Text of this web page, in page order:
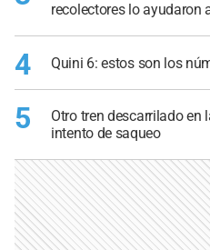
recolectores lo ayudaron
4 Quini 6: estos son los
5
Otro tren descarrilado en
intento de saqueo